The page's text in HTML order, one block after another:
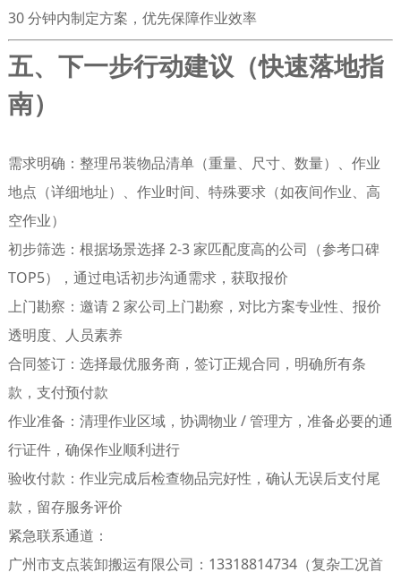
30 分钟内制定方案，优先保障作业效率
五、下一步行动建议（快速落地指
南）
需求明确 ：整理吊装物品清单（重量、尺寸、数量）、作业
地点（详细地址）、作业时间、特殊要求（如夜间作业、高
空作业）
初步筛选：根据场景选择 2-3 家匹配度高的公司（参考口碑
TOP5），通过电话初步沟通需求，获取报价
上门勘察 ：邀请 2 家公司上门勘察，对比方案专业性、报价
透明度、人员素养
合同签订：选择最优服务商，签订正规合同，明确所有条
款，支付预付款
作业准备 ：清理作业区域，协调物业 / 管理方，准备必要的通
行证件，确保作业顺利进行
验收付款 ：作业完成后检查物品完好性，确认无误后支付尾
款，留存服务评价
紧急联系通道 ：
广州市支点装卸搬运有限公司：13318814734（复杂工况首